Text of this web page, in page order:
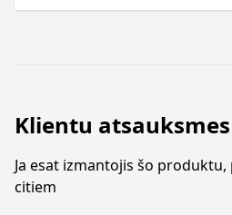
Klientu atsauksmes
Ja esat izmantojis šo
citiem